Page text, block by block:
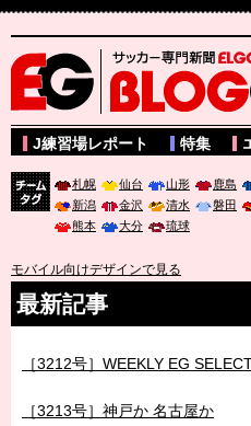
サッカー専門新聞ELGOLAZO web版
J練習場レポート 特集
札幌 仙台 山形 鹿島
新潟
金沢 清水 磐田
熊本
大分 琉球
モバイル向けデザインで見る
最新記事